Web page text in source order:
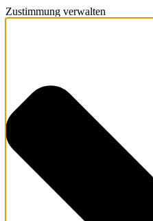
Zustimmung verwalten